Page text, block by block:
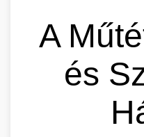
A
és